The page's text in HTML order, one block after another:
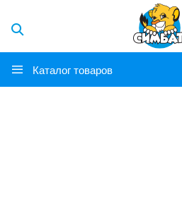
Каталог товаров